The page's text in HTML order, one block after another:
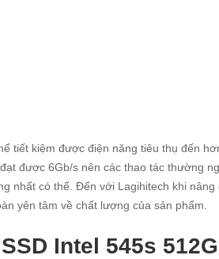
tiết kiệm được điện năng tiêu thụ đến
được 6Gb/s nên các thao tác thường
nhất có thể. Đến với Lagihitech khi nâng
yên tâm về chất lượng của sản phẩm.
Intel 545s